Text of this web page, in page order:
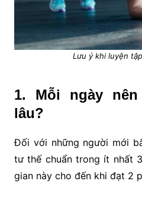
Lưu ý khi luyện
1. Mỗi ngày
lâu?
Đối với những người mới
tư thế chuẩn trong ít nhất
gian này cho đến khi đạt 2